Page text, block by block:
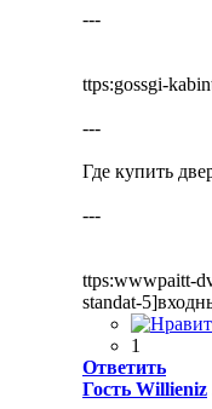
---
ttps:gossgi-
---
Где купить
---
ttps:wwwpaitt-
standat-
1
Ответить
Гость Willieniz